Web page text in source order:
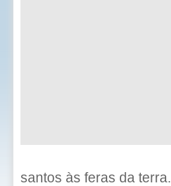
santos às feras da terra.